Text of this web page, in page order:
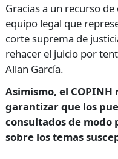
Gracias a un recurso
equipo legal que
corte suprema de
rehacer el juicio por
Allan García.
Asimismo, el
garantizar que los
consultados de
sobre los temas